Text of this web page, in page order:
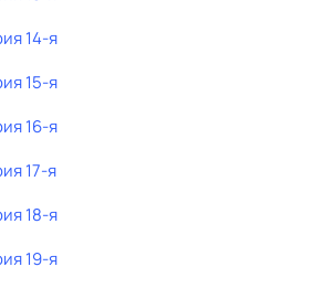
14-я
15-я
16-я
17-я
18-я
19-я